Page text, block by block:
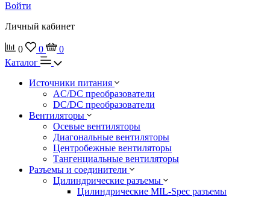
Войти
Личный кабинет
0 0
0
Каталог
Источники питания
AC/DC преобразователи
DC/DC преобразователи
Вентиляторы
Осевые вентиляторы
Диагональные вентиляторы
Центробежные вентиляторы
Тангенциальные вентиляторы
Разъемы и соединители
Цилиндрические разъемы
Цилиндрические MIL-Spec разъемы